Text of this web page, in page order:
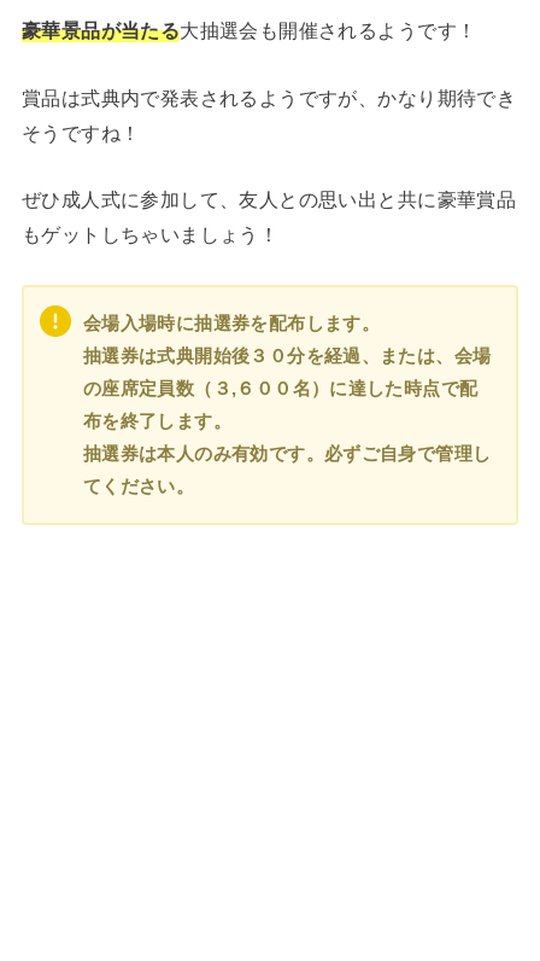
豪華景品が当たる大抽選会も開催されるようです！
賞品は式典内で発表されるようですが、かなり期待でき
そうですね！
ぜひ成人式に参加して、友人との思い出と共に豪華賞品
もゲットしちゃいましょう！
会場入場時に抽選券を配布します。
抽選券は式典開始後３０分を経過、または、会場
の座席定員数（３,６００名）に達した時点で配
布を終了します。
抽選券は本人のみ有効です。必ずご自身で管理し
てください。